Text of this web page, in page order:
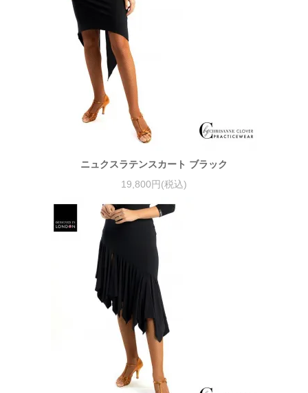
ニュクスラテンスカート ブラック
19,800円(税込)